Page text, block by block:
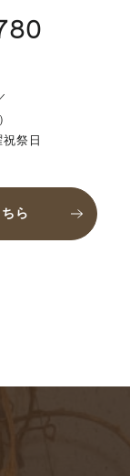
祭日
ら